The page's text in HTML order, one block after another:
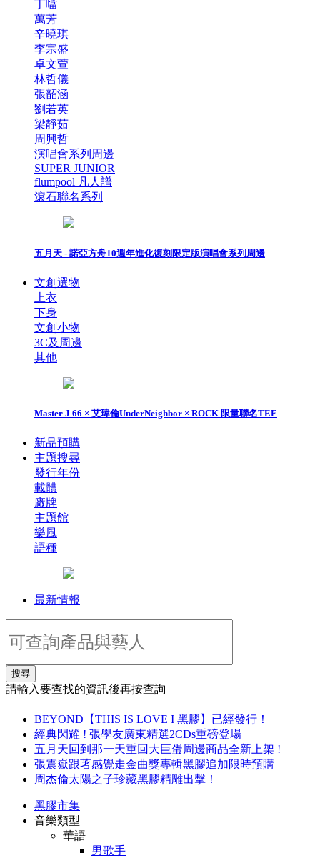
丁噹
萬芳
辛曉琪
李宗盛
卓文萱
林哲儀
張韶涵
劉若英
梁靜茹
周興哲
演唱會系列周邊
SUPER JUNIOR
flumpool 凡人譜
滾石聯名系列
五月天 - 諾亞方舟10週年進化復刻限定版演唱會系列周邊
文創選物
上衣
下身
文創小物
3C及周邊
其他
Master J 66 × 艾瑋倫UnderNeighbor × ROCK 限量聯名TEE
新品預購
主題搜尋
發行年份
載體
廠牌
主題館
樂風
語種
最新情報
搜尋
請輸入要查找的資訊後再按查詢
BEYOND【THIS IS LOVE I 黑膠】已經發行！
經典閃耀 ! 張學友廣東精選2CDs重磅登場
五月天回到那一天重回大巨蛋周邊商品全新上架 !
張震嶽跟著感覺走金曲獎專輯黑膠追加限時預購
周杰倫太陽之子珍藏黑膠精雕出擊！
黑膠市集
音樂類型
華語
男歌手